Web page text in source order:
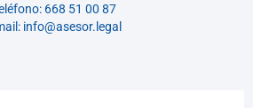
668 51 00 87
info@asesor.legal